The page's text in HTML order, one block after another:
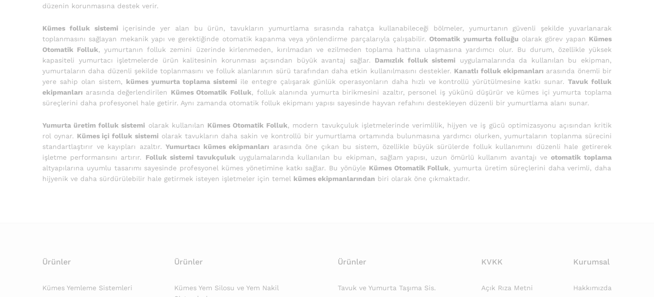
düzenin korunmasına destek verir.
Kümes folluk sistemi içerisinde yer alan bu ürün, tavukların yumurtlama sırasında rahatça kullanabileceği bölmeler, yumurtanın güvenli şekilde yuvarlanarak
toplanmasını sağlayan mekanik yapı ve gerektiğinde otomatik kapanma veya yönlendirme parçalarıyla çalışabilir.Otomatik yumurta folluğu olarak görev yapan Kümes
Otomatik Folluk, yumurtanın folluk zemini üzerinde kirlenmeden, kırılmadan ve ezilmeden toplama hattına ulaşmasına yardımcı olur. Bu durum, özellikle yüksek
kapasiteli yumurtacı işletmelerde ürün kalitesinin korunması açısından büyük avantaj sağlar. Damızlık folluk sistemi uygulamalarında da kullanılan bu ekipman,
yumurtaların daha düzenli şekilde toplanmasını ve folluk alanlarının sürü tarafından daha etkin kullanılmasını destekler. Kanatlı folluk ekipmanları arasında önemli bir
yere sahip olan sistem, kümes yumurta toplama sistemi ile entegre çalışarak günlük operasyonların daha hızlı ve kontrollü yürütülmesine katkı sunar.Tavuk folluk
ekipmanları arasında değerlendirilen Kümes Otomatik Folluk, folluk alanında yumurta birikmesini azaltır, personel iş yükünü düşürür ve kümes içi yumurta toplama
süreçlerini daha profesyonel hale getirir. Aynı zamanda otomatik folluk ekipmanı yapısı sayesinde hayvan refahını destekleyen düzenli bir yumurtlama alanı sunar.
Yumurta üretim folluk sistemi olarak kullanılan Kümes Otomatik Folluk, modern tavukçuluk işletmelerinde verimlilik, hijyen ve iş gücü optimizasyonu açısından kritik
rol oynar. Kümes içi folluk sistemi olarak tavukların daha sakin ve kontrollü bir yumurtlama ortamında bulunmasına yardımcı olurken, yumurtaların toplanma sürecini
standartlaştırır ve kayıpları azaltır.Yumurtacı kümes ekipmanları arasında öne çıkan bu sistem, özellikle büyük sürülerde folluk kullanımını düzenli hale getirerek
işletme performansını artırır. Folluk sistemi tavukçuluk uygulamalarında kullanılan bu ekipman, sağlam yapısı, uzun ömürlü kullanım avantajı ve otomatik toplama
altyapılarına uyumlu tasarımı sayesinde profesyonel kümes yönetimine katkı sağlar. Bu yönüyle Kümes Otomatik Folluk, yumurta üretim süreçlerini daha verimli, daha
hijyenik ve daha sürdürülebilir hale getirmek isteyen işletmeler için temel kümes ekipmanlarından biri olarak öne çıkmaktadır.
Ürünler
Kümes Yemleme Sistemleri
Ürünler
Kümes Yem Silosu ve Yem Nakil
Ürünler
Tavuk ve Yumurta Taşıma Sis.
KVKK
Açık Rıza Metni
Kurumsal
Hakkımızda